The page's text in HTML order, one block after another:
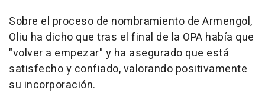
Sobre el proceso de nombramiento de Armengol,
Oliu ha dicho que tras el final de la OPA había que
"volver a empezar" y ha asegurado que está
satisfecho y confiado, valorando positivamente
su incorporación.